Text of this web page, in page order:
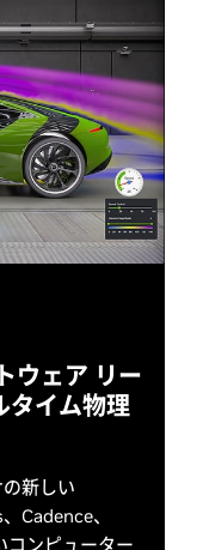
を最
を搭載した
高解像度リザー
パフォーマン
幅に向上しま
介